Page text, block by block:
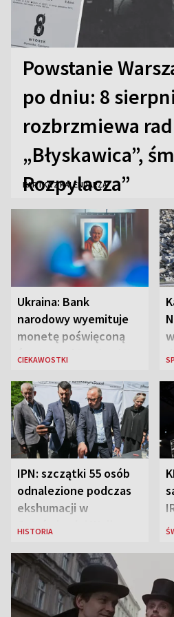
Powstanie
po dniu: 8
rozbrzmiewa
„Błyskawica”,
Rozpylacza”
KARTKA Z KALENDARZA
Ukraina: Bank
narodowy wyemituje
monetę poświęconą
św. Janowi Pawłowi II
CIEKAWOSTKI
IPN: szczątki 55 osób
odnalezione podczas
ekshumacji w
Ostrówkach i Woli
HISTORIA